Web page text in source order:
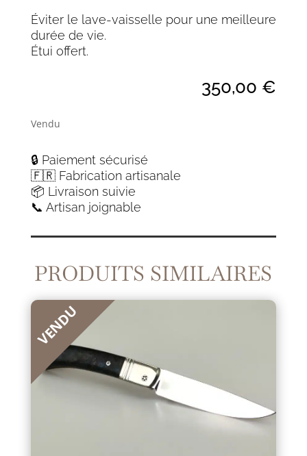
Éviter le lave-vaisselle pour une meilleure
durée de vie.
Étui offert.
350,00 €
Vendu
🔒 Paiement sécurisé
🇫🇷 Fabrication artisanale
📦 Livraison suivie
📞 Artisan joignable
PRODUITS SIMILAIRES
VENDU